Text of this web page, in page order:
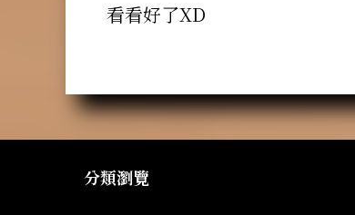
看看好了XD
分類瀏覽